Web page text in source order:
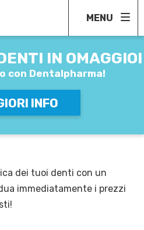
MENU
IN OMAGGIO!
con Dentalpharma!
INFO
dei tuoi denti con un
immediatamente i prezzi
AL PIÙ PRESTO